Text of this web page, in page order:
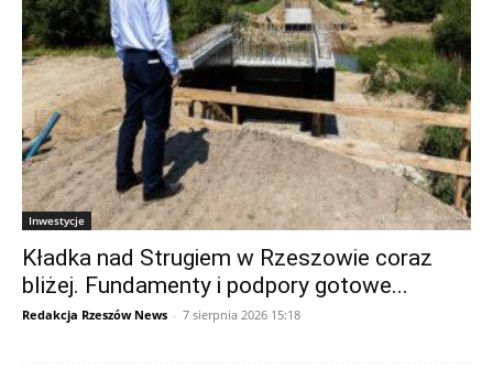
Inwestycje
Kładka nad Strugiem w Rzeszowie coraz
bliżej. Fundamenty i podpory gotowe...
Redakcja Rzeszów News - 7 sierpnia 2026 15:18